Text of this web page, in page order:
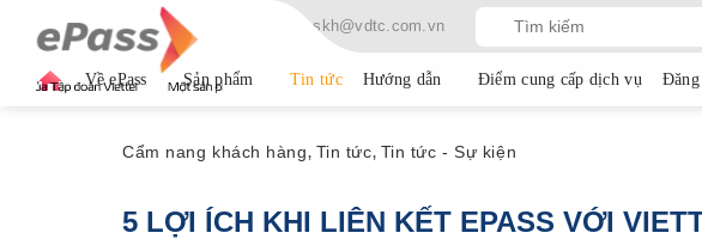
content
Email: cskh@vdtc.com.vn
Hotline: 19009080
Về ePass Sản phẩm Tin tức Hướng dẫn Điểm cung cấp dịch vụ Đăng
Cẩm nang khách hàng, Tin tức, Tin tức - Sự kiện
5 LỢI ÍCH KHI LIÊN KẾT EPASS VỚI